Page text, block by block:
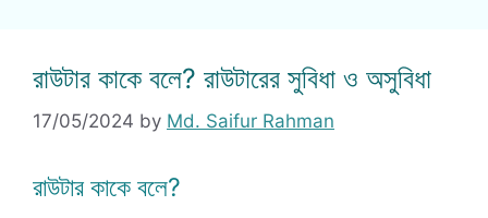
রাউটার কাকে বলে? রাউটারের সুবিধা ও অসুবিধা
17/05/2024 by Md. Saifur Rahman
রাউটার কাকে বলে?